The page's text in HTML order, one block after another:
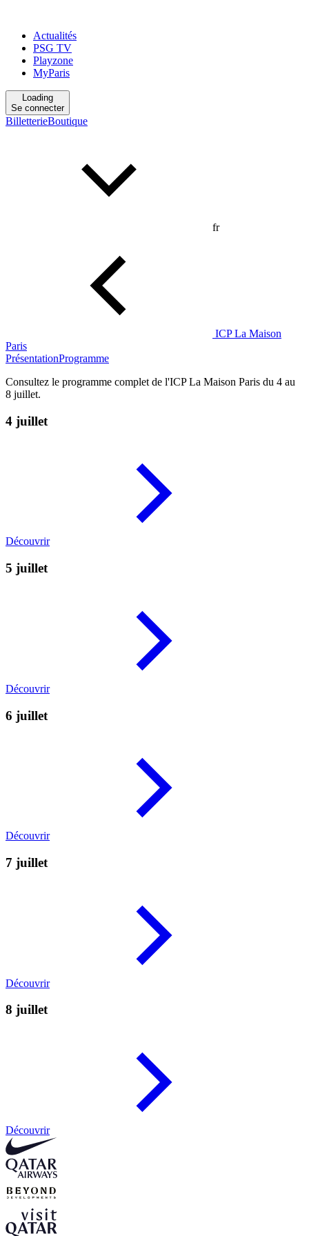
Actualités
PSG TV
Playzone
MyParis
Loading
Se connecter
BilletterieBoutique
fr
ICP La Maison
Paris
PrésentationProgramme
Consultez le programme complet de l'ICP La Maison Paris du 4 au
8 juillet.
4 juillet
Découvrir
5 juillet
Découvrir
6 juillet
Découvrir
7 juillet
Découvrir
8 juillet
Découvrir